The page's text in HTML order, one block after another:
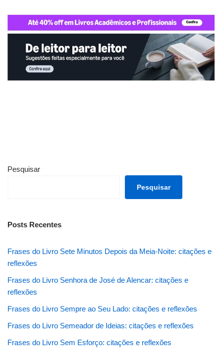
Pesquisar
Pesquisar
Posts Recentes
Frases do Livro Sete Minutos Depois da Meia-Noite: citações e
reflexões
Frases do Livro Senhora de José de Alencar: citações e
reflexões
Frases do Livro Sempre ao Seu Lado: citações e reflexões
Frases do Livro Semeador de Ideias: citações e reflexões
Frases do Livro Sem Esforço: citações e reflexões